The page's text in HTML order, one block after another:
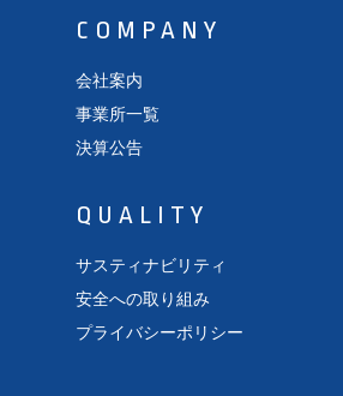
COMPANY
会社案内
事業所一覧
決算公告
QUALITY
サスティナビリティ
安全への取り組み
プライバシーポリシー